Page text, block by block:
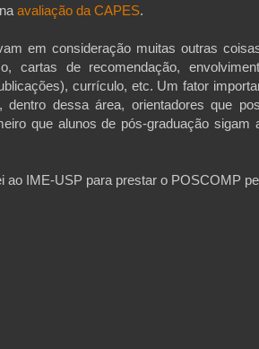
avaliação da CAPES.
em consideração muitas outras
cartas de recomendação,
currículo, etc. Um fator
dessa área, orientadores que
que alunos de pós-graduação sigam
ao IME-USP para prestar o POSCOMP